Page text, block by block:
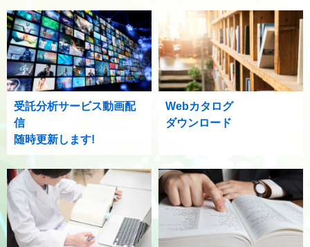
受託分析サービス動画配
信
随時更新します!
Webカタログ
ダウンロード